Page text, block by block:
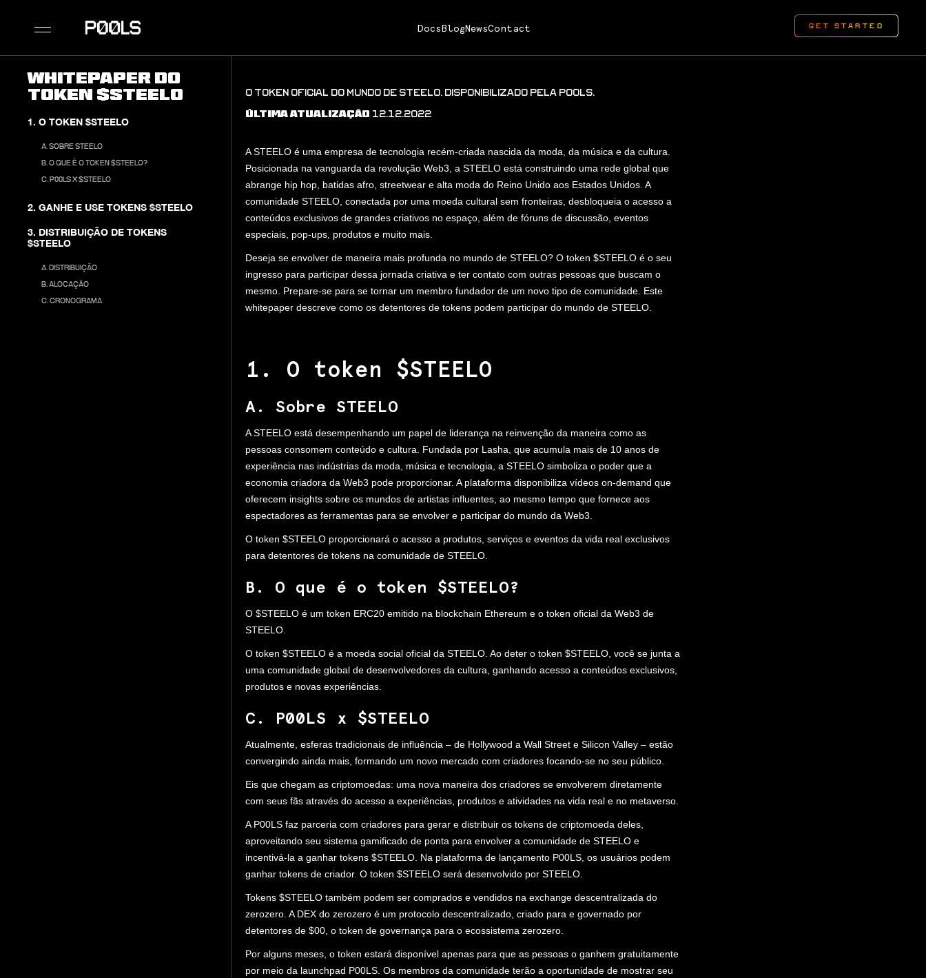
Docs Blog NewsContact
Whitepaper do
token $STEELO
1. O TOKEN $STEELO
A. SOBRE STEELO
B. O QUE É O TOKEN $STEELO?
C. P00LS X $STEELO
2. GANHE E USE TOKENS $STEELO
3. DISTRIBUIÇÃO DE TOKENS
$STEELO
A. DISTRIBUIÇÃO
B. ALOCAÇÃO
C. CRONOGRAMA
O TOKEN OFICIAL DO MUNDO DE STEELO. DISPONIBILIZADO PELA P00LS.
ÚLTIMA ATUALIZAÇÃO 12.12.2022
A STEELO é uma empresa de tecnologia recém-criada nascida da moda, da música e da cultura.
Posicionada na vanguarda da revolução Web3, a STEELO está construindo uma rede global que
abrange hip hop, batidas afro, streetwear e alta moda do Reino Unido aos Estados Unidos. A
comunidade STEELO, conectada por uma moeda cultural sem fronteiras, desbloqueia o acesso a
conteúdos exclusivos de grandes criativos no espaço, além de fóruns de discussão, eventos
especiais, pop-ups, produtos e muito mais.
Deseja se envolver de maneira mais profunda no mundo de STEELO? O token $STEELO é o seu
ingresso para participar dessa jornada criativa e ter contato com outras pessoas que buscam o
mesmo. Prepare-se para se tornar um membro fundador de um novo tipo de comunidade. Este
whitepaper descreve como os detentores de tokens podem participar do mundo de STEELO.
1. O token $STEELO
A. Sobre STEELO
A STEELO está desempenhando um papel de liderança na reinvenção da maneira como as
pessoas consomem conteúdo e cultura. Fundada por Lasha, que acumula mais de 10 anos de
experiência nas indústrias da moda, música e tecnologia, a STEELO simboliza o poder que a
economia criadora da Web3 pode proporcionar. A plataforma disponibiliza vídeos on-demand que
oferecem insights sobre os mundos de artistas influentes, ao mesmo tempo que fornece aos
espectadores as ferramentas para se envolver e participar do mundo da Web3.
O token $STEELO proporcionará o acesso a produtos, serviços e eventos da vida real exclusivos
para detentores de tokens na comunidade de STEELO.
B. O que é o token $STEELO?
O $STEELO é um token ERC20 emitido na blockchain Ethereum e o token oficial da Web3 de
STEELO.
O token $STEELO é a moeda social oficial da STEELO. Ao deter o token $STEELO, você se junta a
uma comunidade global de desenvolvedores da cultura, ganhando acesso a conteúdos exclusivos,
produtos e novas experiências.
C. P00LS x $STEELO
Atualmente, esferas tradicionais de influência – de Hollywood a Wall Street e Silicon Valley – estão
convergindo ainda mais, formando um novo mercado com criadores focando-se no seu público.
Eis que chegam as criptomoedas: uma nova maneira dos criadores se envolverem diretamente
com seus fãs através do acesso a experiências, produtos e atividades na vida real e no metaverso.
A P00LS faz parceria com criadores para gerar e distribuir os tokens de criptomoeda deles,
aproveitando seu sistema gamificado de ponta para envolver a comunidade de STEELO e
incentivá-la a ganhar tokens $STEELO. Na plataforma de lançamento P00LS, os usuários podem
ganhar tokens de criador. O token $STEELO será desenvolvido por STEELO.
Tokens $STEELO também podem ser comprados e vendidos na exchange descentralizada do
zerozero. A DEX do zerozero é um protocolo descentralizado, criado para e governado por
detentores de $00, o token de governança para o ecossistema zerozero.
Por alguns meses, o token estará disponível apenas para que as pessoas o ganhem gratuitamente
por meio da launchpad P00LS. Os membros da comunidade terão a oportunidade de mostrar seu